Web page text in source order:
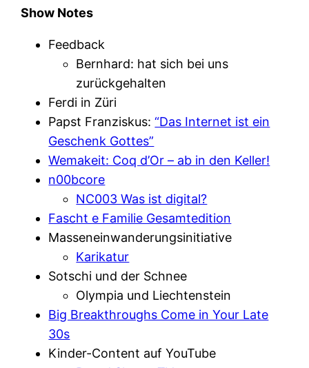
Show Notes
Feedback
Bernhard: hat sich bei uns
zurückgehalten
Ferdi in Züri
Papst Franziskus:“Das Internet ist ein
Geschenk Gottes”
Wemakeit: Coq d’Or – ab in den Keller!
n00bcore
NC003 Was ist digital?
Fascht e Familie Gesamtedition
Masseneinwanderungsinitiative
Karikatur
Sotschi und der Schnee
Olympia und Liechtenstein
Big Breakthroughs Come in Your Late
30s
Kinder-Content auf YouTube